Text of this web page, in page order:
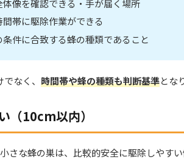
体像を確認できる・手が届く場所
間帯に駆除作業ができる
条件に合致する蜂の種類であること
なく、 時間帯や蜂の種類も判断基準とな
（10cm以内）
さな蜂の巣は、比較的安全に駆除しやすい